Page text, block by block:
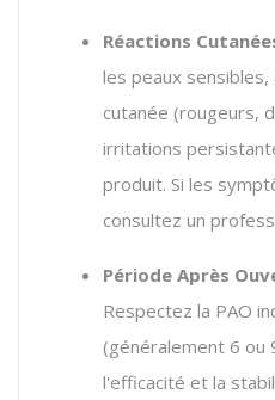
Réactions
les peaux
cutanée (rougeurs,
irritations
produit. Si les
consultez un
Période Après
Respectez la PAO
(généralement 6 ou
l'efficacité et la